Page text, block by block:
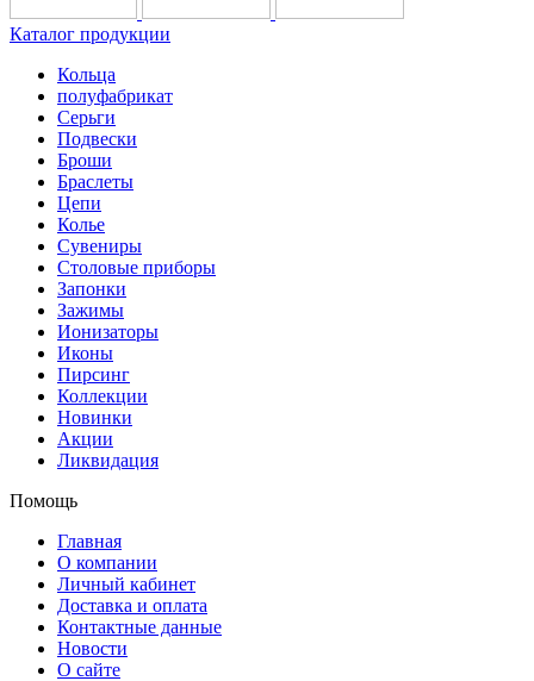
Каталог продукции
Кольца
полуфабрикат
Серьги
Подвески
Броши
Браслеты
Цепи
Колье
Сувениры
Столовые приборы
Запонки
Зажимы
Ионизаторы
Иконы
Пирсинг
Коллекции
Новинки
Акции
Ликвидация
Помощь
Главная
О компании
Личный кабинет
Доставка и оплата
Контактные данные
Новости
О сайте